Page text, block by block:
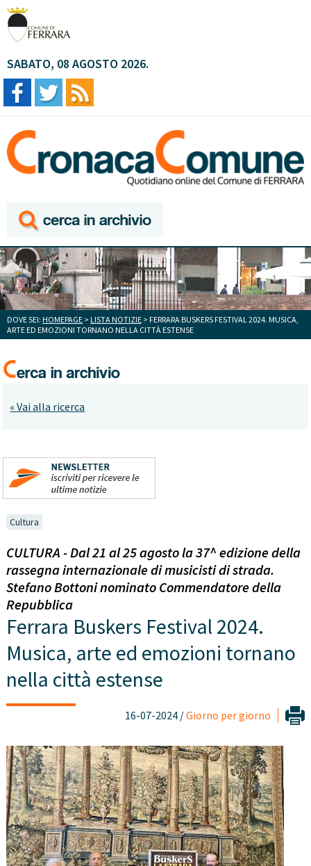
SABATO, 08 AGOSTO 2026.
DOVE SEI: HOMEPAGE > LISTA NOTIZIE > FERRARA BUSKERS FESTIVAL 2024. MUSICA,
ARTE ED EMOZIONI TORNANO NELLA CITTÀ ESTENSE
« Vai alla ricerca
Cultura
CULTURA - Dal 21 al 25 agosto la 37^ edizione della
rassegna internazionale di musicisti di strada.
Stefano Bottoni nominato Commendatore della
Repubblica
Ferrara Buskers Festival 2024.
Musica, arte ed emozioni tornano
nella città estense
16-07-2024 /Giorno per giorno